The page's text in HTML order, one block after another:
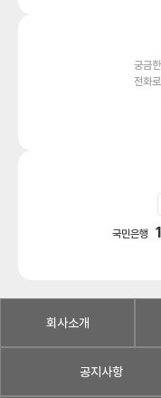
궁금
전화
국민은행
회사소개
공지사항